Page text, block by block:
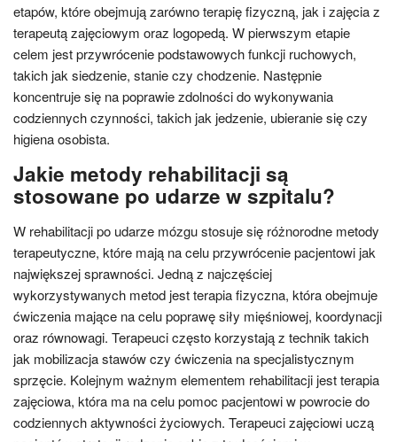
etapów, które obejmują zarówno terapię fizyczną, jak i zajęcia z
terapeutą zajęciowym oraz logopedą. W pierwszym etapie
celem jest przywrócenie podstawowych funkcji ruchowych,
takich jak siedzenie, stanie czy chodzenie. Następnie
koncentruje się na poprawie zdolności do wykonywania
codziennych czynności, takich jak jedzenie, ubieranie się czy
higiena osobista.
Jakie metody rehabilitacji są
stosowane po udarze w szpitalu?
W rehabilitacji po udarze mózgu stosuje się różnorodne metody
terapeutyczne, które mają na celu przywrócenie pacjentowi jak
największej sprawności. Jedną z najczęściej
wykorzystywanych metod jest terapia fizyczna, która obejmuje
ćwiczenia mające na celu poprawę siły mięśniowej, koordynacji
oraz równowagi. Terapeuci często korzystają z technik takich
jak mobilizacja stawów czy ćwiczenia na specjalistycznym
sprzęcie. Kolejnym ważnym elementem rehabilitacji jest terapia
zajęciowa, która ma na celu pomoc pacjentowi w powrocie do
codziennych aktywności życiowych. Terapeuci zajęciowi uczą